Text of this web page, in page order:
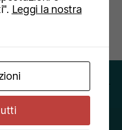
Leggi la nostra